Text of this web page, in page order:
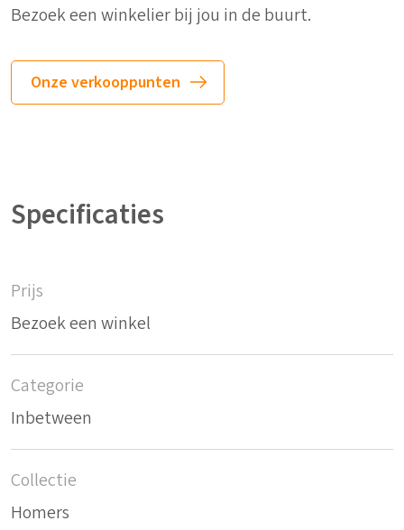
Bezoek een winkelier bij jou in de buurt.
Onze verkooppunten
Specificaties
Prijs
Bezoek een winkel
Categorie
Inbetween
Collectie
Homers